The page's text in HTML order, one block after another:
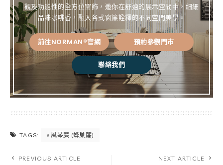
觀及功能性的全方位窗飾，邀你在舒適的展示空間中，細細
品味咖啡香，融入各式窗簾詮釋的不同空間美學。
前往NORMAN®官網 預約參觀門市
聯絡我們
TAGS: 風琴簾 (蜂巢簾)
PREVIOUS ARTICLE NEXT ARTICLE